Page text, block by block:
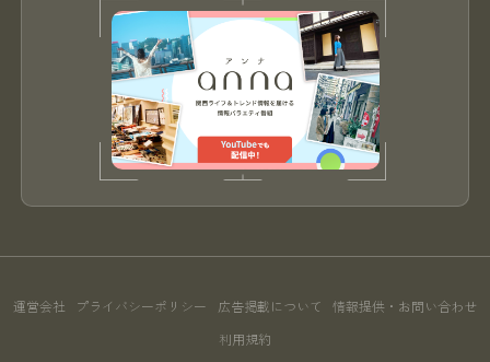
運営会社 プライバシーポリシー 広告掲載について 情報提供・お問い合わせ
利用規約